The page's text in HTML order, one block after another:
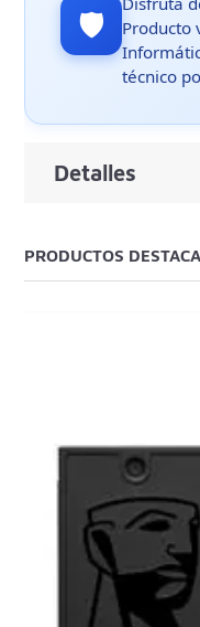
🛡️
Producto
técnico
Detalles
PRODUCTOS